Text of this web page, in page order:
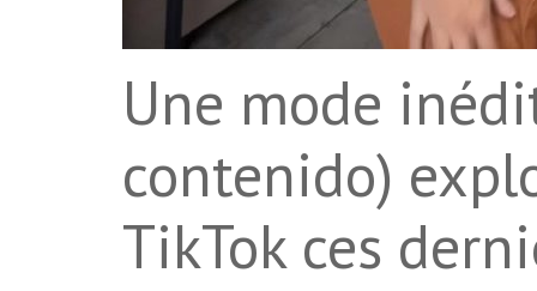
Une mode
contenido)
TikTok ces